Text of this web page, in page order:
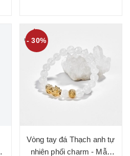
- 30%
Vòng tay đá Thạch anh tự
nhiên phối charm - Mẫu